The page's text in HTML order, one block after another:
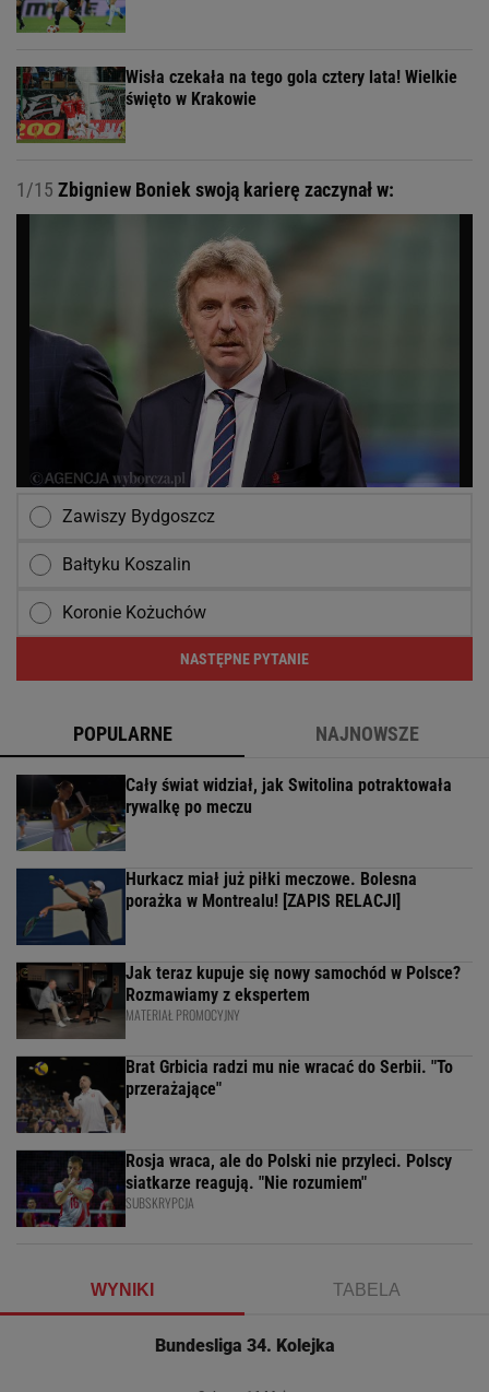
Wisła czekała na tego gola cztery lata! Wielkie
święto w Krakowie
1/15 Zbigniew Boniek swoją karierę zaczynał w:
Zawiszy Bydgoszcz
Bałtyku Koszalin
Koronie Kożuchów
NASTĘPNE PYTANIE
POPULARNE NAJNOWSZE
Cały świat widział, jak Switolina potraktowała
rywalkę po meczu
Hurkacz miał już piłki meczowe. Bolesna
porażka w Montrealu! [ZAPIS RELACJI]
Jak teraz kupuje się nowy samochód w Polsce?
Rozmawiamy z ekspertem
MATERIAŁ PROMOCYJNY
Brat Grbicia radzi mu nie wracać do Serbii. "To
przerażające"
Rosja wraca, ale do Polski nie przyleci. Polscy
siatkarze reagują. "Nie rozumiem"
SUBSKRYPCJA
WYNIKI TABELA
Bundesliga 34. Kolejka